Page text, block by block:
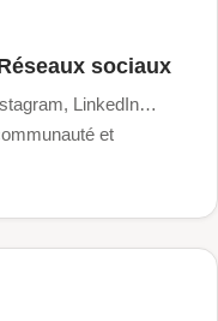
sociaux
LinkedIn…
et